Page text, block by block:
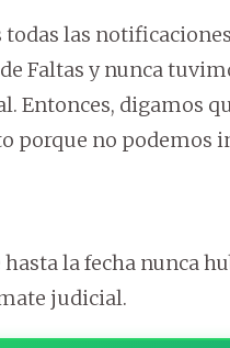
las
de Faltas y nunca
Entonces, digamos
porque no podemos
la fecha nunca
judicial.